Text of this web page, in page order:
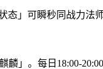
」可瞬秒同战力法
」。每日18:00-